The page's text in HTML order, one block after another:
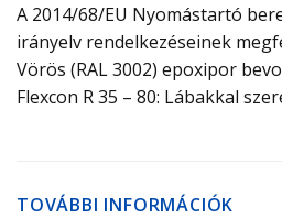
A 2014/68/EU Nyomástartó
irányelv rendelkezéseinek
Vörös (RAL 3002) epoxipor
Flexcon R 35 – 80: Lábakkal
TOVÁBBI INFORMÁCIÓK